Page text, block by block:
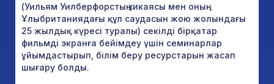
(Уильям Уилберфорстың хикаясы мен оның
Ұлыбританиядағы құл саудасын жою жолындағы
25 жылдық күресі туралы) секілді бірқатар
фильмді экранға бейімдеу үшін семинарлар
ұйымдастырып, білім беру ресурстарын жасап
шығару болды.